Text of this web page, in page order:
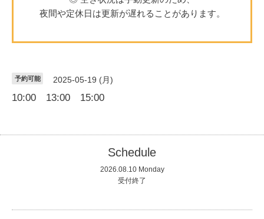
夜間や定休日は更新が遅れることがあります。
予約可能 2025-05-19 (月)
10:00 13:00 15:00
Schedule
2026.08.10 Monday
受付終了